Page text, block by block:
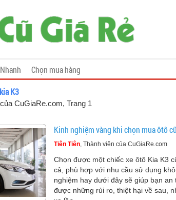
Chọn mua hàng
K3
CuGiaRe.com, Trang 1
Kinh nghiệm vàng khi chọn mua ôtô
Tiên Tiên, Thành viên của CuGiaRe.com
Chọn được một chiếc xe ôtô Kia K3
cả, phù hợp với nhu cầu sử dụng
nghiệm hay dưới đây sẽ giúp bạn an
được những rủi ro, thiệt hại về sau,